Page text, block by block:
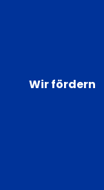
Wir fördern